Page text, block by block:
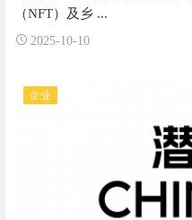
（NFT）及乡 ...
2025-10-10
企业